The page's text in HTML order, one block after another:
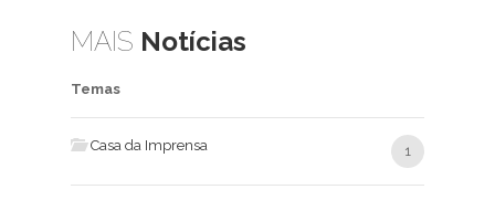
MAIS Notícias
Temas
Casa da Imprensa 1